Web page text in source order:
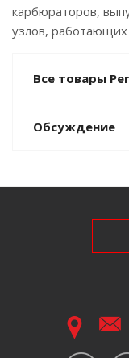
карбюраторов,
узлов, работающих
Все товары
Обсуждение